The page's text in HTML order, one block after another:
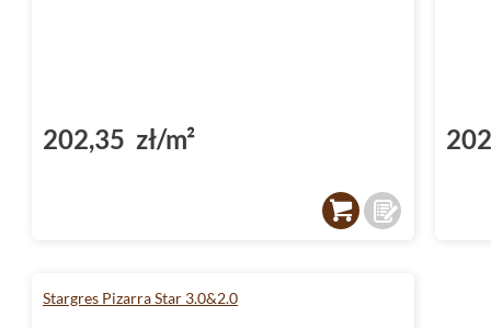
202,35 zł/m²
Stargres Pizarra Star 3.0&2.0